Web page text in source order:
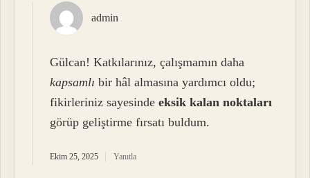
admin
Gülcan! Katkılarınız, çalışmamın daha
kapsamlı bir hâl almasına yardımcı oldu;
fikirleriniz sayesindeeksik kalan noktaları
görüp geliştirme fırsatı buldum.
Ekim 25, 2025 Yanıtla